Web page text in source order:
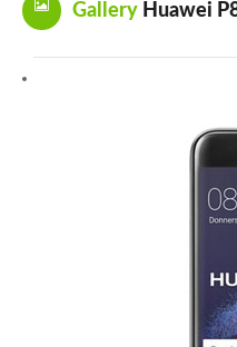
Gallery Huawei